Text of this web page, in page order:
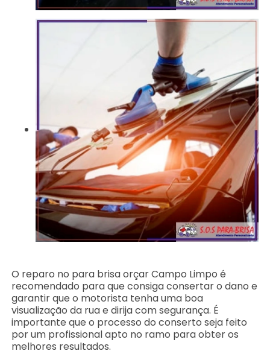
O reparo no para brisa orçar Campo Limpo é
recomendado para que consiga consertar o dano e
garantir que o motorista tenha uma boa
visualização da rua e dirija com segurança. É
importante que o processo do conserto seja feito
por um profissional apto no ramo para obter os
melhores resultados.